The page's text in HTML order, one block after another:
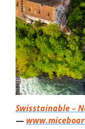
Swisstainable –
—